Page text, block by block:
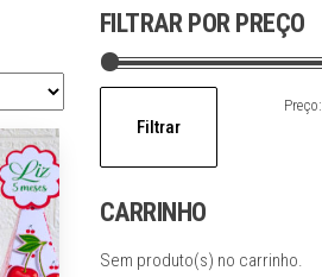
FILTRAR POR PREÇO
Filtrar
Preço:
CARRINHO
Sem produto(s) no carrinho.